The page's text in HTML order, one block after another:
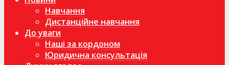
Навчання
Дистанційне навчання
До уваги
Наші за кордоном
Юридична консультація